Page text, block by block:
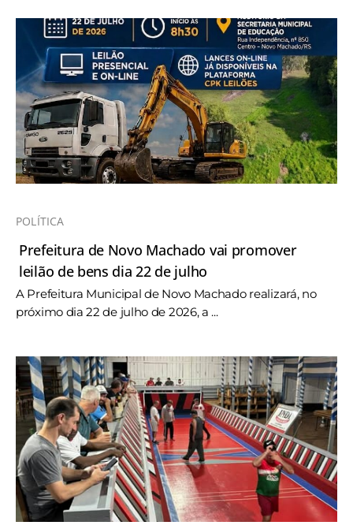
POLÍTICA
Prefeitura de Novo Machado vai promover
leilão de bens dia 22 de julho
A Prefeitura Municipal de Novo Machado realizará, no
próximo dia 22 de julho de 2026, a ...